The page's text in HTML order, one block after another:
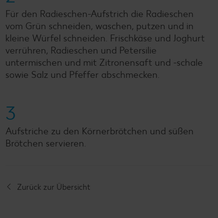
Für den Radieschen-Aufstrich die Radieschen
vom Grün schneiden, waschen, putzen und in
kleine Würfel schneiden. Frischkäse und Joghurt
verrühren, Radieschen und Petersilie
untermischen und mit Zitronensaft und -schale
sowie Salz und Pfeffer abschmecken.
3
Aufstriche zu den Körnerbrötchen und süßen
Brötchen servieren.
Zurück zur Übersicht